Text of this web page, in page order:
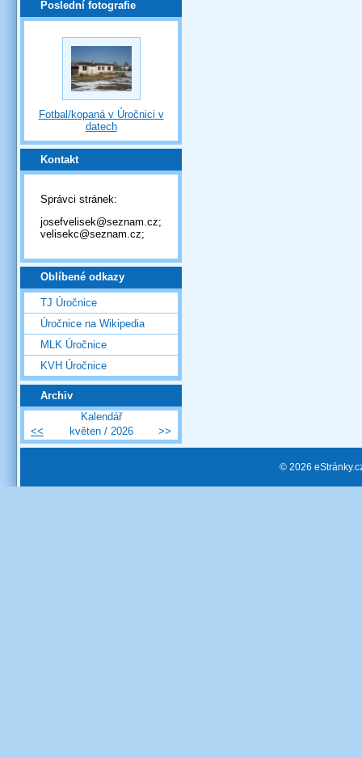
Poslední fotografie
Fotbal/kopaná v Úročnici v
datech
Kontakt
Správci stránek:
josefvelisek@seznam.cz;
velisekc@seznam.cz;
Oblíbené odkazy
TJ Úročnice
Úročnice na Wikipedia
MLK Úročnice
KVH Úročnice
Archiv
Kalendář
<<
květen / 2026 >>
© 2026